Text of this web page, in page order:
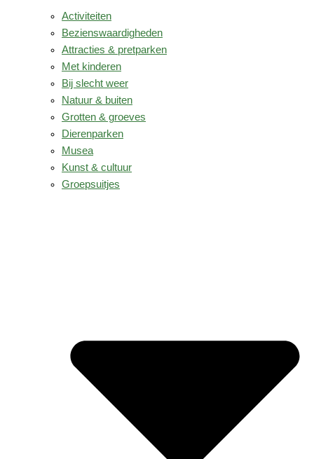
Activiteiten
Bezienswaardigheden
Attracties & pretparken
Met kinderen
Bij slecht weer
Natuur & buiten
Grotten & groeves
Dierenparken
Musea
Kunst & cultuur
Groepsuitjes